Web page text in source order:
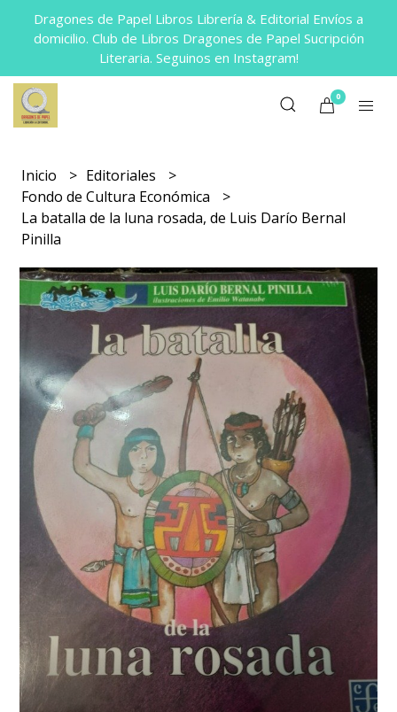
Dragones de Papel Libros Librería & Editorial Envíos a
domicilio. Club de Libros Dragones de Papel Sucripción
Literaria. Seguinos en Instagram!
0
Inicio
Editoriales
Fondo de Cultura Económica
La batalla de la luna rosada, de Luis Darío Bernal
Pinilla